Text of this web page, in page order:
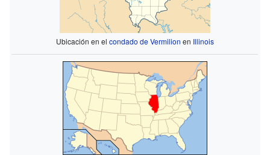
Ubicación en el condado de Vermilion en Illinois